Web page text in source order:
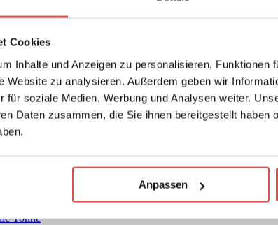
Cookies
Inhalte und Anzeigen zu personalisieren, Funktionen
Website zu analysieren. Außerdem geben wir
für soziale Medien, Werbung und Analysen weiter.
Daten zusammen, die Sie ihnen bereitgestellt haben
Anpassen
Übung
Anleitung
zum Ausdruck
Deine Bedürfnisse ausdrücken
Top 8
mit Gabriele Lindemann
Tonne